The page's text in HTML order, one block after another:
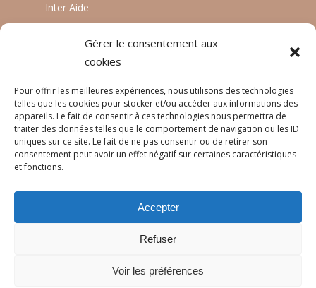
Gérer le consentement aux
cookies
Pour offrir les meilleures expériences, nous utilisons des technologies
telles que les cookies pour stocker et/ou accéder aux informations des
appareils. Le fait de consentir à ces technologies nous permettra de
traiter des données telles que le comportement de navigation ou les ID
uniques sur ce site. Le fait de ne pas consentir ou de retirer son
consentement peut avoir un effet négatif sur certaines caractéristiques
et fonctions.
Accepter
Refuser
Voir les préférences
Inter Aide
Planète Enfants & Développement
LANGUES
Français